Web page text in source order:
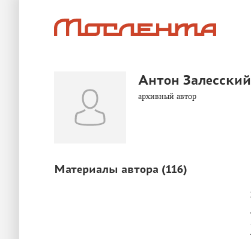
Антон Залесский
архивный автор
Материалы автора (116)
ЛЮДИ